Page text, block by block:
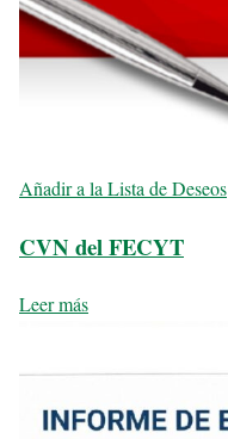
Añadir a la Lista de Deseos
CVN del FECYT
Leer más